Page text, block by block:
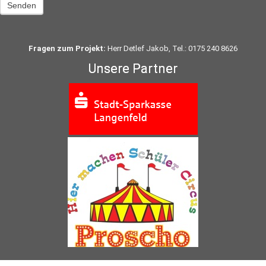
Senden
Fragen zum Projekt: Herr Detlef Jakob, Tel.: 0175 240 8626
Unsere Partner